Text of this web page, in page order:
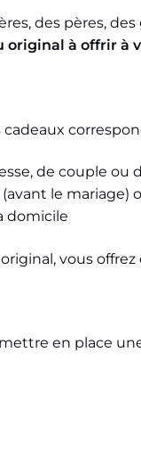
des pères,
original à offrir à
de couple ou
le mariage)
domicile
original, vous
en place